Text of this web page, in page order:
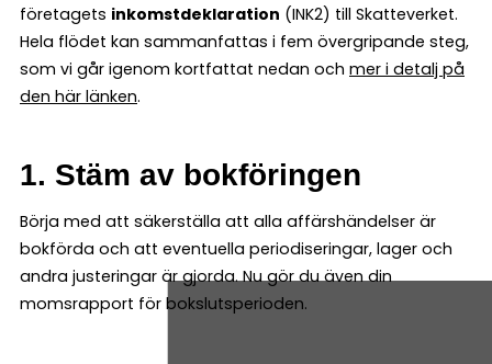
företagets inkomstdeklaration (INK2) till Skatteverket.
Hela flödet kan sammanfattas i fem övergripande steg,
som vi går igenom kortfattat nedan och mer i detalj på
den här länken.
1. Stäm av bokföringen
Börja med att säkerställa att alla affärshändelser är
bokförda och att eventuella periodiseringar, lager och
andra justeringar är gjorda. Nu gör du även din
momsrapport för bokslutsperioden.